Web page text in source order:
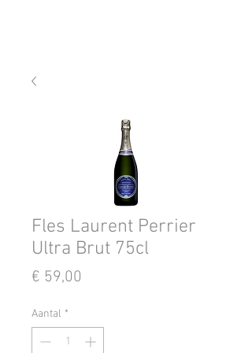
Fles Laurent Perrier
Ultra Brut 75cl
€ 59,00
Aantal *